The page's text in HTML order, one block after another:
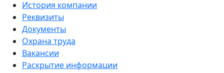
История компании
Реквизиты
Документы
Охрана труда
Вакансии
Раскрытие информации